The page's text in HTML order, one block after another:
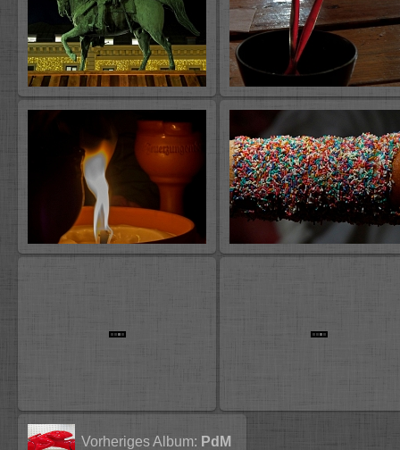
Vorheriges Album: PdM